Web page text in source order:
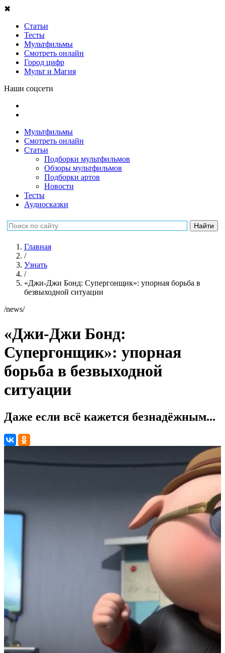
✖
Статьи
Тесты
Мультфильмы
Смотреть онлайн
Город цифр
Мульт и Магия
Наши соцсети
Мультфильмы
Смотреть онлайн
Статьи
Подборки мультфильмов
Обзоры мультфильмов
Подборки артов
Новости
Тесты
Аудиосказки
Главная
/
Узнать
/
«Джи-Джи Бонд: Супергонщик»: упорная борьба в
безвыходной ситуации
/news/
«Джи-Джи Бонд:
Супергонщик»: упорная
борьба в безвыходной
ситуации
Даже если всё кажется безнадёжным...